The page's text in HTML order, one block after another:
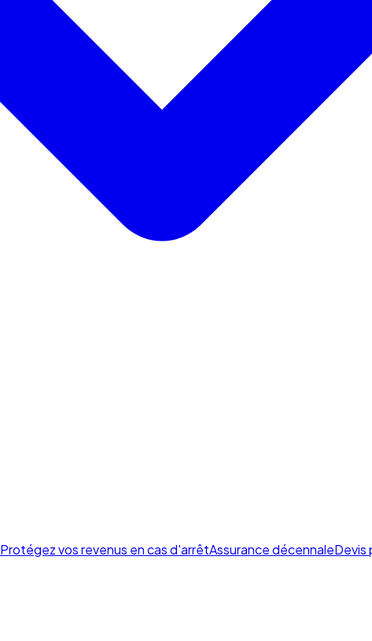
Protégez vos revenus en cas d'arrêtAssurance décennaleDevis